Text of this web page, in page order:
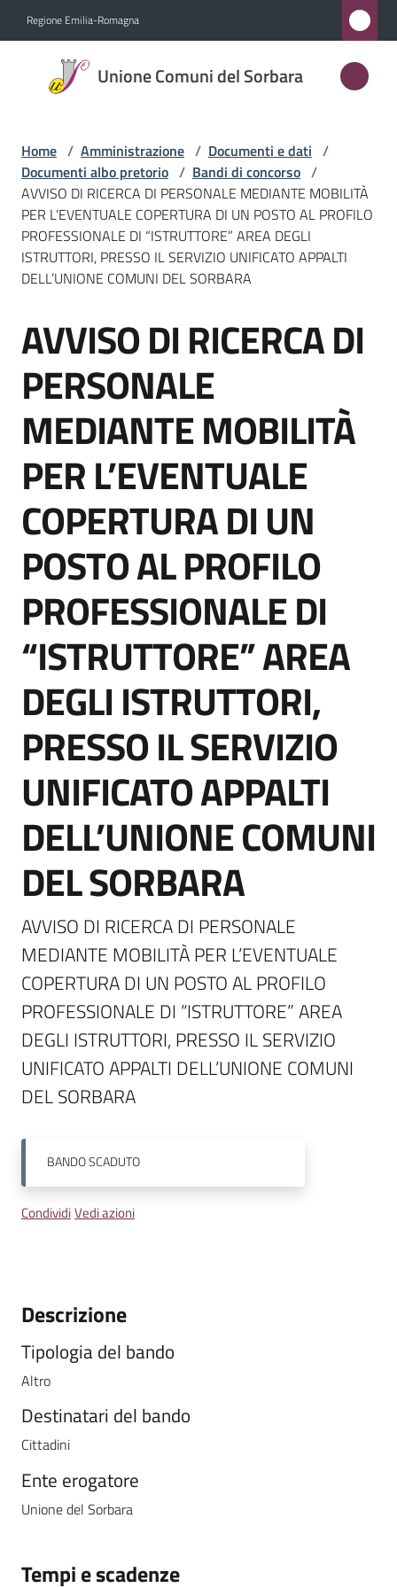
Regione Emilia-Romagna
Unione Comuni del Sorbara
Unione
Comuni
Sorbara
Amministrazione
Menu selezionato
Novità
l'Unione
Tutti
gli
argomenti...
Home / Amministrazione / Documenti e dati /
Documenti albo pretorio / Bandi di concorso /
AVVISO DI RICERCA DI PERSONALE MEDIANTE MOBILITÀ
PER L’EVENTUALE COPERTURA DI UN POSTO AL PROFILO
PROFESSIONALE DI “ISTRUTTORE” AREA DEGLI
ISTRUTTORI, PRESSO IL SERVIZIO UNIFICATO APPALTI
DELL’UNIONE COMUNI DEL SORBARA
Salta al contenuto
AVVISO DI RICERCA DI
PERSONALE
MEDIANTE MOBILITÀ
PER L’EVENTUALE
COPERTURA DI UN
POSTO AL PROFILO
PROFESSIONALE DI
“ISTRUTTORE” AREA
DEGLI ISTRUTTORI,
PRESSO IL SERVIZIO
UNIFICATO APPALTI
DELL’UNIONE COMUNI
DEL SORBARA
AVVISO DI RICERCA DI PERSONALE
MEDIANTE MOBILITÀ PER L’EVENTUALE
COPERTURA DI UN POSTO AL PROFILO
PROFESSIONALE DI “ISTRUTTORE” AREA
DEGLI ISTRUTTORI, PRESSO IL SERVIZIO
UNIFICATO APPALTI DELL’UNIONE COMUNI
DEL SORBARA
BANDOSCADUTO
CondividiVedi azioni
Descrizione
Tipologia del bando
Altro
Destinatari del bando
Cittadini
Ente erogatore
Unione del Sorbara
Tempi e scadenze